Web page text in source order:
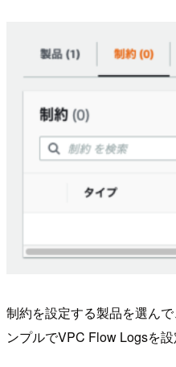
制約を設定する製品を選ん
ンプルでVPC Flow Logsを